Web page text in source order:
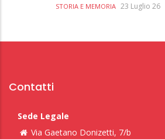
STORIA E MEMORIA 23 Luglio 26
Contatti
Sede Legale
Via Gaetano Donizetti, 7/b